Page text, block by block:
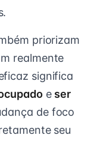
priorizam
realmente
significa
e ser
de foco
seu